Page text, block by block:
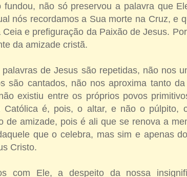
fundou, não só preservou a palavra que
nós recordamos a Sua morte na Cruz, e
e prefiguração da Paixão de Jesus.
da amizade cristã.
de Jesus são repetidas, não nos
são cantados, não nos aproxima tanto
existiu entre os próprios povos
Católica é, pois, o altar, e não o púlpito,
de amizade, pois é ali que se renova a
que o celebra, mas sim e apenas
Cristo.
com Ele, a despeito da nossa